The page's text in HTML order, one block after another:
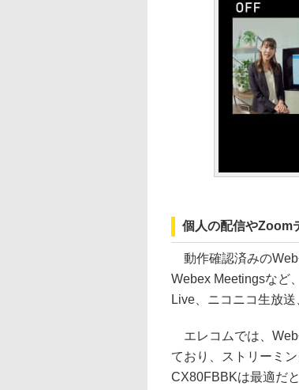
個人の配信やZoom
動作確認済みのWeb
Webex Meetingsなど
Live、ニコニコ生放送
エレコムでは、Web
ており、ストリーミ
CX80FBBKは最適だ